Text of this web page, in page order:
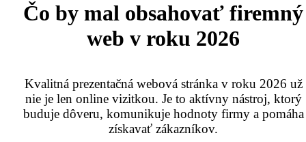
Čo by mal obsahovať firemný
web v roku 2026
Kvalitná prezentačná webová stránka v roku 2026 už
nie je len online vizitkou. Je to aktívny nástroj, ktorý
buduje dôveru, komunikuje hodnoty firmy a pomáha
získavať zákazníkov.